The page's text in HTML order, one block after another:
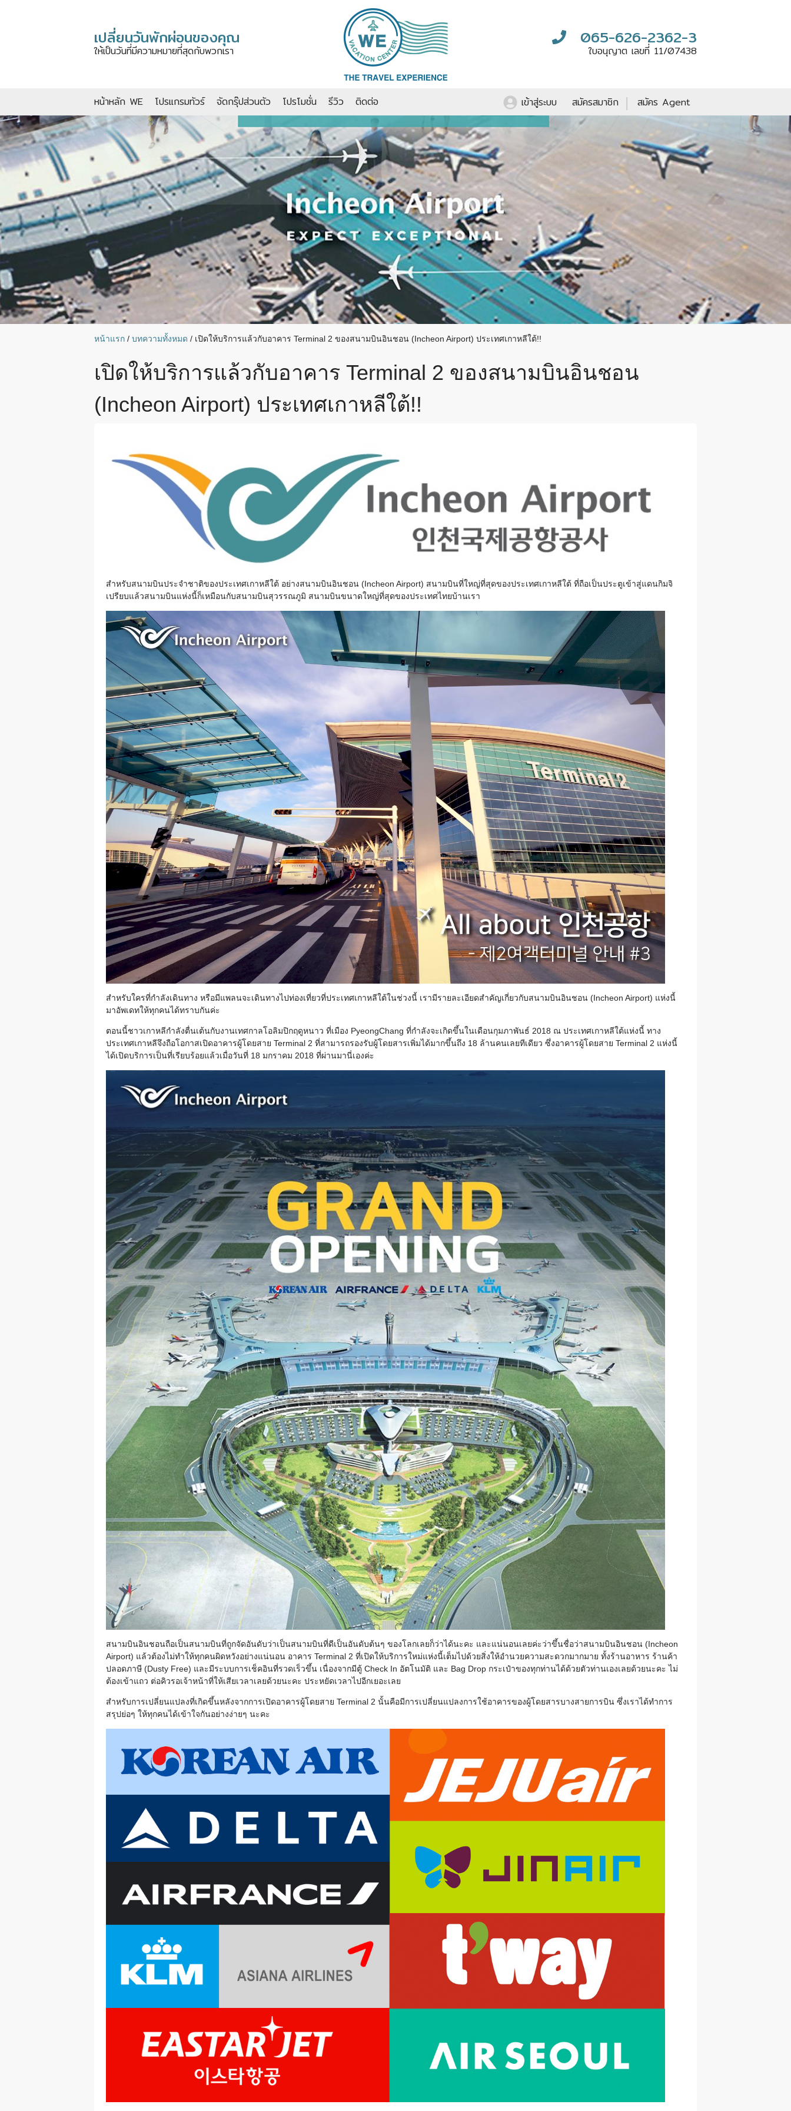
เปลี่ยนวันพักผ่อนของคุณ
ให้เป็นวันที่มีความหมายที่สุดกับพวกเรา
065-626-2362-3
ใบอนุญาต เลขที่ 11/07438
หน้าหลัก WE โปรแกรมทัวร์ จัดกรุ๊ปส่วนตัว โปรโมชั่น รีวิว ติดต่อ เข้าสู่ระบบ สมัครสมาชิก | สมัคร Agent
หน้าแรก / บทความทั้งหมด / เปิดให้บริการแล้วกับอาคาร Terminal 2 ของสนามบินอินชอน (Incheon Airport) ประเทศเกาหลีใต้!!
เปิดให้บริการแล้วกับอาคาร Terminal 2 ของสนามบินอินชอน
(Incheon Airport) ประเทศเกาหลีใต้!!
สำหรับสนามบินประจำชาติของประเทศเกาหลีใต้ อย่างสนามบินอินชอน (Incheon Airport) สนามบินที่ใหญ่ที่สุดของประเทศเกาหลีใต้ ที่ถือเป็นประตูเข้าสู่แดนกิมจิ
เปรียบแล้วสนามบินแห่งนี้ก็เหมือนกับสนามบินสุวรรณภูมิ สนามบินขนาดใหญ่ที่สุดของประเทศไทยบ้านเรา
สำหรับใครที่กำลังเดินทาง หรือมีแพลนจะเดินทางไปท่องเที่ยวที่ประเทศเกาหลีใต้ในช่วงนี้ เรามีรายละเอียดสำคัญเกี่ยวกับสนามบินอินชอน (Incheon Airport) แห่งนี้
มาอัพเดทให้ทุกคนได้ทราบกันค่ะ
ตอนนี้ชาวเกาหลีกำลังตื่นเต้นกับงานเทศกาลโอลิมปิกฤดูหนาว ที่เมือง PyeongChang ที่กำลังจะเกิดขึ้นในเดือนกุมภาพันธ์ 2018 ณ ประเทศเกาหลีใต้แห่งนี้ ทาง
ประเทศเกาหลีจึงถือโอกาสเปิดอาคารผู้โดยสาย Terminal 2 ที่สามารถรองรับผู้โดยสารเพิ่มได้มากขึ้นถึง 18 ล้านคนเลยทีเดียว ซึ่งอาคารผู้โดยสาย Terminal 2 แห่งนี้
ได้เปิดบริการเป็นที่เรียบร้อยแล้วเมื่อวันที่ 18 มกราคม 2018 ที่ผ่านมานี่เองค่ะ
สนามบินอินชอนถือเป็นสนามบินที่ถูกจัดอันดับว่าเป็นสนามบินที่ดีเป็นอันดับต้นๆ ของโลกเลยก็ว่าได้นะคะ และแน่นอนเลยค่ะว่าขึ้นชื่อว่าสนามบินอินชอน (Incheon
Airport) แล้วต้องไม่ทำให้ทุกคนผิดหวังอย่างแน่นอน อาคาร Terminal 2 ที่เปิดให้บริการใหม่แห่งนี้เต็มไปด้วยสิ่งให้อำนวยความสะดวกมากมาย ทั้งร้านอาหาร ร้านค้า
ปลอดภาษี (Dusty Free) และมีระบบการเช็คอินที่รวดเร็วขึ้น เนื่องจากมีตู้ Check In อัตโนมัติ และ Bag Drop กระเป๋าของทุกท่านได้ด้วยตัวท่านเองเลยด้วยนะคะ ไม่
ต้องเข้าแถว ต่อคิวรอเจ้าหน้าที่ให้เสียเวลาเลยด้วยนะคะ ประหยัดเวลาไปอีกเยอะเลย
สำหรับการเปลี่ยนแปลงที่เกิดขึ้นหลังจากการเปิดอาคารผู้โดยสาย Terminal 2 นั้นคือมีการเปลี่ยนแปลงการใช้อาคารของผู้โดยสารบางสายการบิน ซึ่งเราได้ทำการ
สรุปย่อๆ ให้ทุกคนได้เข้าใจกันอย่างง่ายๆ นะคะ